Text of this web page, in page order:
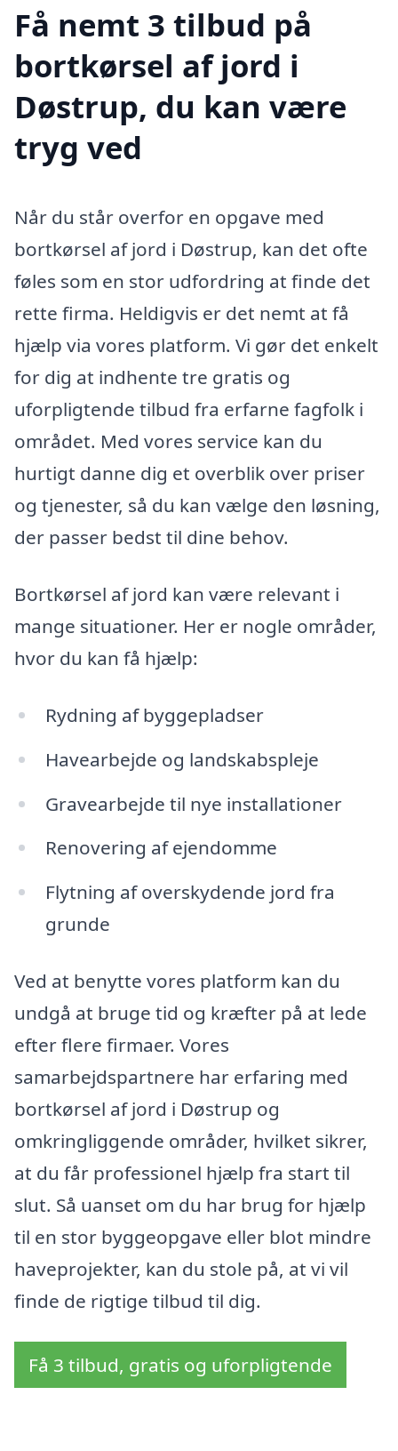
Få nemt 3 tilbud på
bortkørsel af jord i
Døstrup, du kan være
tryg ved
Når du står overfor en opgave med
bortkørsel af jord i Døstrup, kan det ofte
føles som en stor udfordring at finde det
rette firma. Heldigvis er det nemt at få
hjælp via vores platform. Vi gør det enkelt
for dig at indhente tre gratis og
uforpligtende tilbud fra erfarne fagfolk i
området. Med vores service kan du
hurtigt danne dig et overblik over priser
og tjenester, så du kan vælge den løsning,
der passer bedst til dine behov.
Bortkørsel af jord kan være relevant i
mange situationer. Her er nogle områder,
hvor du kan få hjælp:
Rydning af byggepladser
Havearbejde og landskabspleje
Gravearbejde til nye installationer
Renovering af ejendomme
Flytning af overskydende jord fra
grunde
Ved at benytte vores platform kan du
undgå at bruge tid og kræfter på at lede
efter flere firmaer. Vores
samarbejdspartnere har erfaring med
bortkørsel af jord i Døstrup og
omkringliggende områder, hvilket sikrer,
at du får professionel hjælp fra start til
slut. Så uanset om du har brug for hjælp
til en stor byggeopgave eller blot mindre
haveprojekter, kan du stole på, at vi vil
finde de rigtige tilbud til dig.
Få 3 tilbud, gratis og uforpligtende